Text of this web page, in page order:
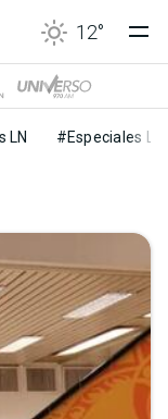
12°
LN #Especiales LN